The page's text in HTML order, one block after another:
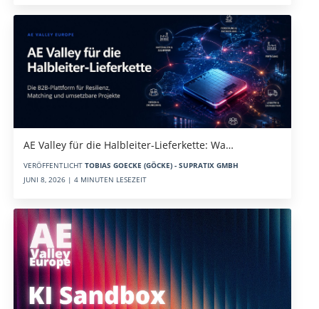
AE Valley für die Halbleiter-Lieferkette: Wa…
VERÖFFENTLICHT TOBIAS GOECKE (GÖCKE) - SUPRATIX GMBH
JUNI 8, 2026 | 4 MINUTEN LESEZEIT